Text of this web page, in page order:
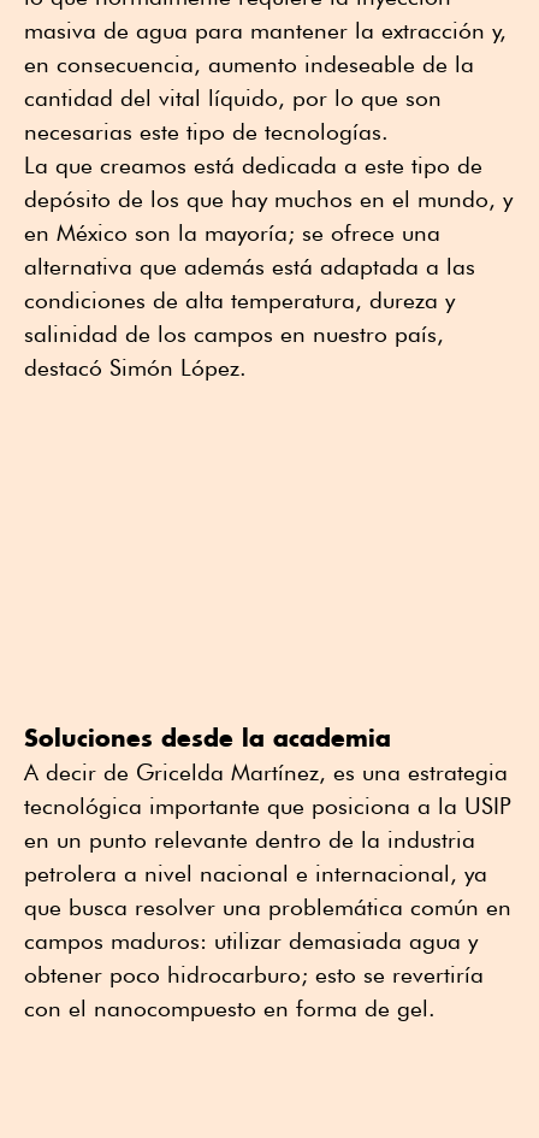
masiva de agua para mantener la extracción y,
en consecuencia, aumento indeseable de la
cantidad del vital líquido, por lo que son
necesarias este tipo de tecnologías.
La que creamos está dedicada a este tipo de
depósito de los que hay muchos en el mundo, y
en México son la mayoría; se ofrece una
alternativa que además está adaptada a las
condiciones de alta temperatura, dureza y
salinidad de los campos en nuestro país,
destacó Simón López.
Soluciones desde la academia
A decir de Gricelda Martínez, es una estrategia
tecnológica importante que posiciona a la USIP
en un punto relevante dentro de la industria
petrolera a nivel nacional e internacional, ya
que busca resolver una problemática común en
campos maduros: utilizar demasiada agua y
obtener poco hidrocarburo; esto se revertiría
con el nanocompuesto en forma de gel.